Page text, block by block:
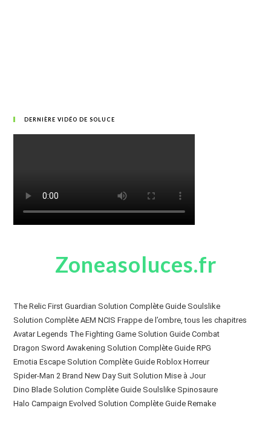
DERNIÈRE VIDÉO DE SOLUCE
Zoneasoluces.fr
The Relic First Guardian Solution Complète Guide Soulslike
Solution Complète AEM NCIS Frappe de l’ombre, tous les chapitres
Avatar Legends The Fighting Game Solution Guide Combat
Dragon Sword Awakening Solution Complète Guide RPG
Emotia Escape Solution Complète Guide Roblox Horreur
Spider-Man 2 Brand New Day Suit Solution Mise à Jour
Dino Blade Solution Complète Guide Soulslike Spinosaure
Halo Campaign Evolved Solution Complète Guide Remake